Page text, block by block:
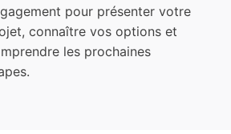
pour présenter votre
connaître vos options et
les prochaines